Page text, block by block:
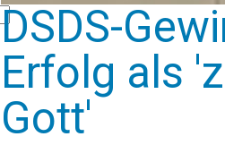
DSDS-
Erfolg als
Gott'